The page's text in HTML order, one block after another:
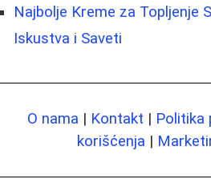
Najbolje Kreme za Topljenje
Iskustva i Saveti
O nama | Kontakt | Politika
korišćenja |